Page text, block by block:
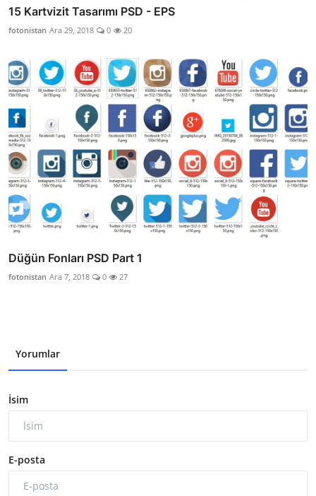
15 Kartvizit Tasarımı PSD - EPS
fotonistan Ara 29, 2018 0 20
Düğün Fonları PSD Part 1
fotonistan Ara 7, 2018 0 27
Yorumlar
İsim
E-posta